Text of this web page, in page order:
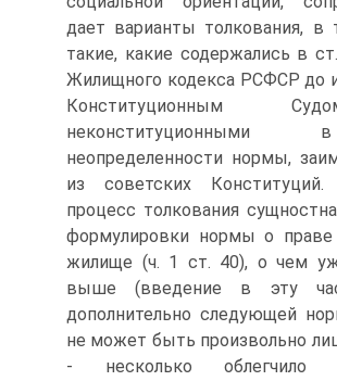
дает варианты толкования, в
такие, какие содержались в
Жилищного кодекса РСФСР до
Конституционным
неопределенности нормы,
из советских Конституций.
процесс толкования
формулировки нормы о праве
жилище (ч. 1 ст. 40), о чем
выше (введение в эту
дополнительно следующей
не может быть произвольно
- несколько облегчило